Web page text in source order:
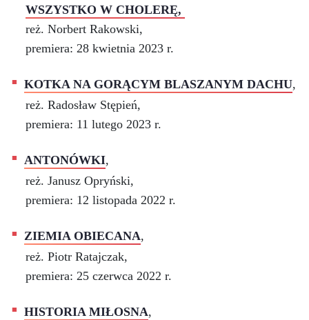
WSZYSTKO W CHOLERĘ,
reż. Norbert Rakowski,
premiera: 28 kwietnia 2023 r.
KOTKA NA GORĄCYM BLASZANYM DACHU,
reż. Radosław Stępień,
premiera: 11 lutego 2023 r.
ANTONÓWKI,
reż. Janusz Opryński,
premiera: 12 listopada 2022 r.
ZIEMIA OBIECANA,
reż. Piotr Ratajczak,
premiera: 25 czerwca 2022 r.
HISTORIA MIŁOSNA,